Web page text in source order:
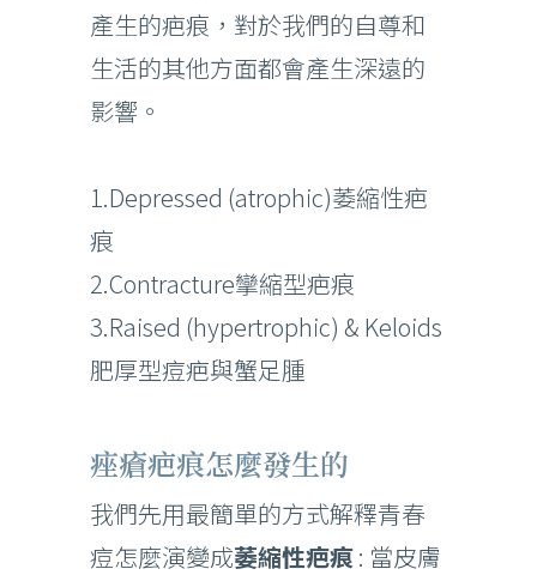
產生的疤痕，對於我們的自尊和
生活的其他方面都會產生深遠的
影響。
1.Depressed (atrophic)萎縮性疤
痕
2.Contracture攣縮型疤痕
3.Raised (hypertrophic) & Keloids
肥厚型痘疤與蟹足腫
痤瘡疤痕怎麼發生的
我們先用最簡單的方式解釋青春
痘怎麼演變成萎縮性疤痕: 當皮膚